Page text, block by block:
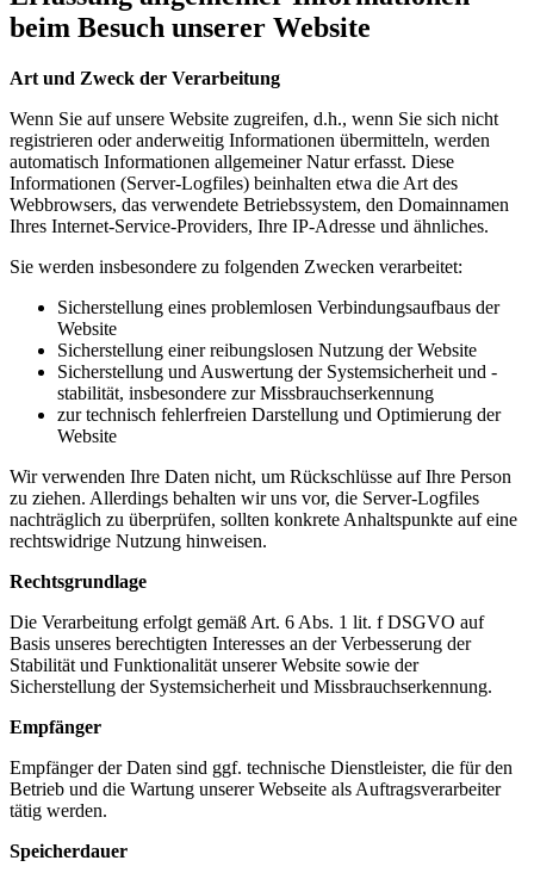
beim Besuch unserer Website
Art und Zweck der Verarbeitung
Wenn Sie auf unsere Website zugreifen, d.h., wenn Sie sich nicht
registrieren oder anderweitig Informationen übermitteln, werden
automatisch Informationen allgemeiner Natur erfasst. Diese
Informationen (Server-Logfiles) beinhalten etwa die Art des
Webbrowsers, das verwendete Betriebssystem, den Domainnamen
Ihres Internet-Service-Providers, Ihre IP-Adresse und ähnliches.
Sie werden insbesondere zu folgenden Zwecken verarbeitet:
Sicherstellung eines problemlosen Verbindungsaufbaus der
Website
Sicherstellung einer reibungslosen Nutzung der Website
Sicherstellung und Auswertung der Systemsicherheit und -
stabilität, insbesondere zur Missbrauchserkennung
zur technisch fehlerfreien Darstellung und Optimierung der
Website
Wir verwenden Ihre Daten nicht, um Rückschlüsse auf Ihre Person
zu ziehen. Allerdings behalten wir uns vor, die Server-Logfiles
nachträglich zu überprüfen, sollten konkrete Anhaltspunkte auf eine
rechtswidrige Nutzung hinweisen.
Rechtsgrundlage
Die Verarbeitung erfolgt gemäß Art. 6 Abs. 1 lit. f DSGVO auf
Basis unseres berechtigten Interesses an der Verbesserung der
Stabilität und Funktionalität unserer Website sowie der
Sicherstellung der Systemsicherheit und Missbrauchserkennung.
Empfänger
Empfänger der Daten sind ggf. technische Dienstleister, die für den
Betrieb und die Wartung unserer Webseite als Auftragsverarbeiter
tätig werden.
Speicherdauer